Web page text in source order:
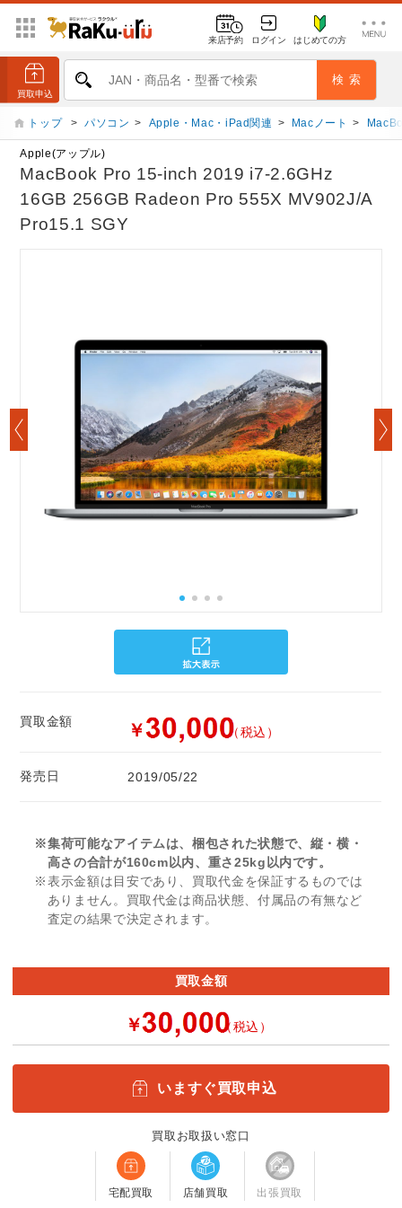
来店予約 ログイン はじめての方
トップ > パソコン > Apple・Mac・iPad関連 > Macノート >
Apple(アップル)
MacBook Pro 15-inch 2019 i7-2.6GHz
16GB 256GB Radeon Pro 555X MV902J/A
Pro15.1 SGY
買取金額 ￥ （税込）
発売日 2019/05/22
※集荷可能なアイテムは、梱包された状態で、縦・横・
高さの合計が160cm以内、重さ25kg以内です。
※表示金額は目安であり、買取代金を保証するものでは
ありません。買取代金は商品状態、付属品の有無など
査定の結果で決定されます。
買取金額
￥ （税込）
いますぐ買取申込
買取お取扱い窓口
宅配買取 店舗買取 出張買取